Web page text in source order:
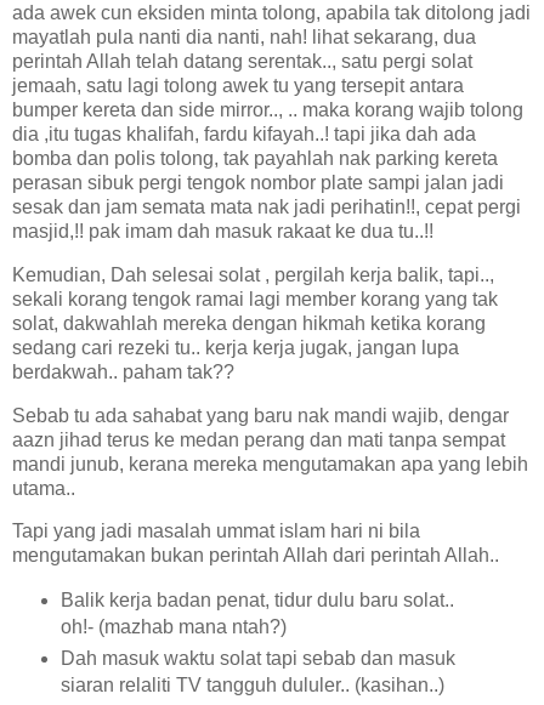
ada awek cun eksiden minta tolong, apabila tak ditolong jadi
mayatlah pula nanti dia nanti, nah! lihat sekarang, dua
perintah Allah telah datang serentak.., satu pergi solat
jemaah, satu lagi tolong awek tu yang tersepit antara
bumper kereta dan side mirror.., .. maka korang wajib tolong
dia ,itu tugas khalifah, fardu kifayah..! tapi jika dah ada
bomba dan polis tolong, tak payahlah nak parking kereta
perasan sibuk pergi tengok nombor plate sampi jalan jadi
sesak dan jam semata mata nak jadi perihatin!!, cepat pergi
masjid,!! pak imam dah masuk rakaat ke dua tu..!!
Kemudian, Dah selesai solat , pergilah kerja balik, tapi..,
sekali korang tengok ramai lagi member korang yang tak
solat, dakwahlah mereka dengan hikmah ketika korang
sedang cari rezeki tu.. kerja kerja jugak, jangan lupa
berdakwah.. paham tak??
Sebab tu ada sahabat yang baru nak mandi wajib, dengar
aazn jihad terus ke medan perang dan mati tanpa sempat
mandi junub, kerana mereka mengutamakan apa yang lebih
utama..
Tapi yang jadi masalah ummat islam hari ni bila
mengutamakan bukan perintah Allah dari perintah Allah..
Balik kerja badan penat, tidur dulu baru solat..
oh!- (mazhab mana ntah?)
Dah masuk waktu solat tapi sebab dan masuk
siaran relaliti TV tangguh dululer.. (kasihan..)